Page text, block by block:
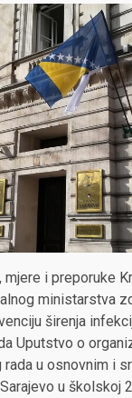
mjere i preporuke
ministarstva
širenja
Uputstvo o
u osnovnim i
u školskoj